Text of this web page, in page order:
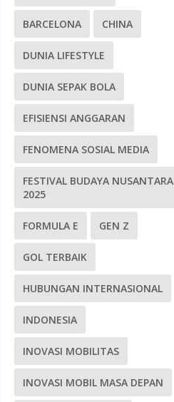
BARCELONA CHINA
DUNIA LIFESTYLE
DUNIA SEPAK BOLA
EFISIENSI ANGGARAN
FENOMENA SOSIAL MEDIA
FESTIVAL BUDAYA NUSANTARA
2025
FORMULA E GEN Z
GOL TERBAIK
HUBUNGAN INTERNASIONAL
INDONESIA
INOVASI MOBILITAS
INOVASI MOBIL MASA DEPAN